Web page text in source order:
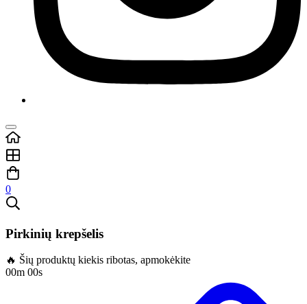
0
Pirkinių krepšelis
🔥 Šių produktų kiekis ribotas, apmokėkite
00m 00s